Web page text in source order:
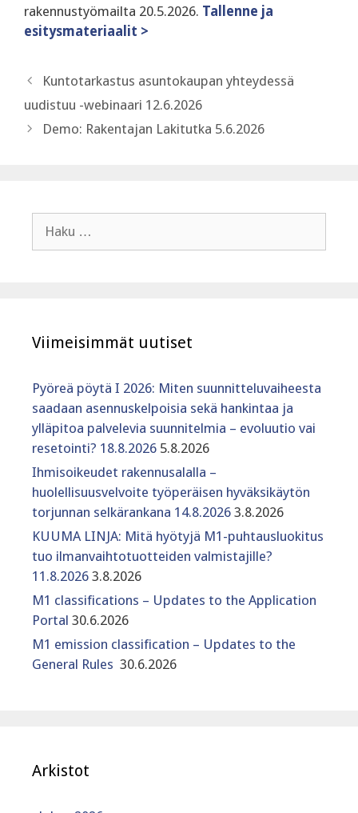
rakennustyömailta 20.5.2026. Tallenne ja
esitysmateriaalit >
Kuntotarkastus asuntokaupan yhteydessä
uudistuu -webinaari 12.6.2026
Demo: Rakentajan Lakitutka 5.6.2026
Viimeisimmät uutiset
Pyöreä pöytä I 2026: Miten suunnitteluvaiheesta
saadaan asennuskelpoisia sekä hankintaa ja
ylläpitoa palvelevia suunnitelmia – evoluutio vai
resetointi? 18.8.2026 5.8.2026
Ihmisoikeudet rakennusalalla –
huolellisuusvelvoite työperäisen hyväksikäytön
torjunnan selkärankana 14.8.2026 3.8.2026
KUUMA LINJA: Mitä hyötyjä M1-puhtausluokitus
tuo ilmanvaihtotuotteiden valmistajille?
11.8.2026 3.8.2026
M1 classifications – Updates to the Application
Portal 30.6.2026
M1 emission classification – Updates to the
General Rules 30.6.2026
Arkistot